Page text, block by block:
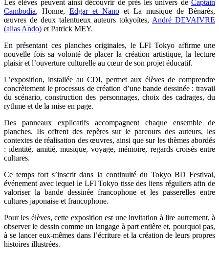
Les élèves peuvent ainsi découvrir de près les univers de Captain
Cambodia, Honne, Edgar et Nano et La musique de Bénarès,
œuvres de deux talentueux auteurs tokyoïtes, André DEVAIVRE
(alias Ando) et Patrick MEY.
En présentant ces planches originales, le LFI Tokyo affirme une
nouvelle fois sa volonté de placer la création artistique, la lecture
plaisir et l’ouverture culturelle au cœur de son projet éducatif.
L’exposition, installée au CDI, permet aux élèves de comprendre
concrètement le processus de création d’une bande dessinée : travail
du scénario, construction des personnages, choix des cadrages, du
rythme et de la mise en page.
Des panneaux explicatifs accompagnent chaque ensemble de
planches. Ils offrent des repères sur le parcours des auteurs, les
contextes de réalisation des œuvres, ainsi que sur les thèmes abordés
: identité, amitié, musique, voyage, mémoire, regards croisés entre
cultures.
Ce temps fort s’inscrit dans la continuité du Tokyo BD Festival,
événement avec lequel le LFI Tokyo tisse des liens réguliers afin de
valoriser la bande dessinée francophone et les passerelles entre
cultures japonaise et francophone.
Pour les élèves, cette exposition est une invitation à lire autrement, à
observer le dessin comme un langage à part entière et, pourquoi pas,
à se lancer eux-mêmes dans l’écriture et la création de leurs propres
histoires illustrées.